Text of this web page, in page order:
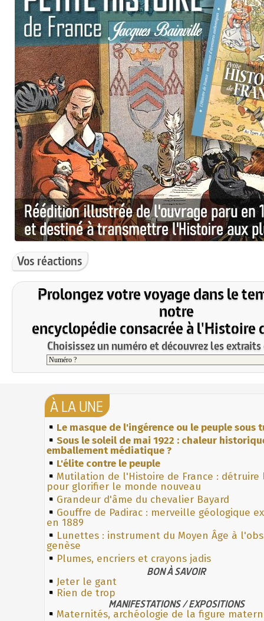
Vos réactions
Prolongez votre voyage dans le
notre
encyclopédie consacrée à l'Histoire
Choisissez un numéro et découvrez les
À LA UNE
Le masque de l'ingérence ou le peuple sous
Sous le soleil de mai 1922 : chaleur
emballement médiatique ?
L'élite contre le peuple
Mutilation de l'Histoire de France : détruire
pour glorifier le monde nouveau
Grandeur d'âme du chevalier Bayard
Gouffre de Padirac : merveille géologique
en 1889
Lunettes : instrument du Moyen Âge à
genèse
Plumes, encriers et crayons jadis
BON À SAVOIR
Jeter le gant
Rien de trop
MANIFESTATIONS / EXPOSITIONS
Maternités, archéologie de la figure